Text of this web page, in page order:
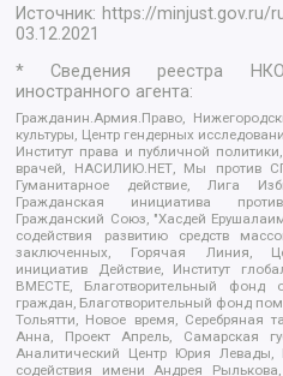
Источник: https://minjust.gov.ru/
03.12.2021
* Сведения реестра
иностранного агента:
Гражданин.Армия.Право,
культуры, Центр гендерных
Институт права и публичной
врачей, НАСИЛИЮ.НЕТ, Мы против
Гуманитарное действие, Лига
Гражданская инициатива
Гражданский Союз, "Хасдей
содействия развитию средств
заключенных, Горячая Линия,
инициатив Действие, Институт
ВМЕСТЕ, Благотворительный
граждан, Благотворительный фонд
Тольятти, Новое время, Серебряная
Анна, Проект Апрель, Самарская
Аналитический Центр Юрия Левады,
содействия имени Андрея